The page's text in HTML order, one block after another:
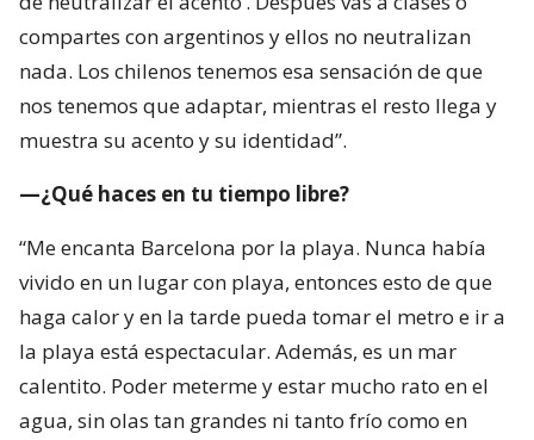
—¿Qué haces en tu tiempo libre?
“Me encanta Barcelona por la playa. Nunca había
vivido en un lugar con playa, entonces esto de que
haga calor y en la tarde pueda tomar el metro e ir a
la playa está espectacular. Además, es un mar
calentito. Poder meterme y estar mucho rato en el
agua, sin olas tan grandes ni tanto frío como en
Chile, lo disfruto muchísimo. Yo creo que es lo que
más me gusta”.
—¿También has recorrido otros lugares?
“También aprovecho de conocer la Cataluña más